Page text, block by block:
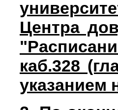
Центра
каб.328
указанием